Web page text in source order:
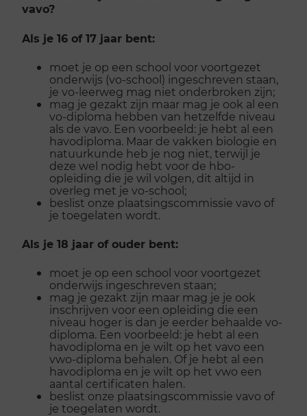
vavo?
Als je 16 of 17 jaar bent:
moet je op een school voor voortgezet
onderwijs (vo-school) ingeschreven staan,
je vo-leerweg mag niet onderbroken zijn;
mag je gezakt zijn maar mag je ook al een
vo-diploma hebben van hetzelfde niveau
als de vavo. Een voorbeeld: je hebt al een
havodiploma. Maar de vakken biologie en
natuurkunde heb je nog niet, terwijl je
deze wel nodig hebt voor de hbo-
opleiding die je wil volgen, dit altijd in
overleg met je vo-school;
beslist onze plaatsingscommissie vavo of
je toegelaten wordt.
Als je 18 jaar of ouder bent:
moet je op een school voor voortgezet
onderwijs ingeschreven staan;
mag je gezakt zijn maar mag je je ook
inschrijven voor een opleiding die een
niveau hoger is dan je eerder behaalde vo-
diploma. Een voorbeeld: je hebt al een
havodiploma en je wilt op het vavo een
vwo-diploma behalen. Of je hebt al een
havodiploma en je wilt op het vwo een
aantal certificaten halen.
beslist onze plaatsingscommissie vavo of
je toegelaten wordt.